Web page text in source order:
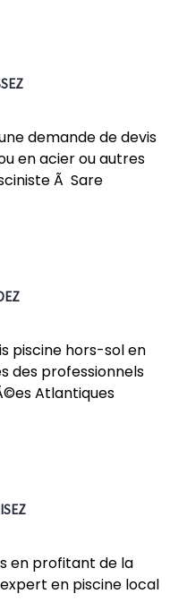
demande de devis
en acier ou autres
Ã Sare
piscine hors-sol en
des professionnels
Atlantiques
en profitant de la
en piscine local